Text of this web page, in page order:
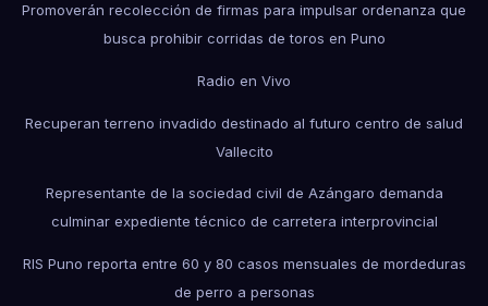
Promoverán recolección de firmas para impulsar ordenanza que
busca prohibir corridas de toros en Puno
Radio en Vivo
Recuperan terreno invadido destinado al futuro centro de salud
Vallecito
Representante de la sociedad civil de Azángaro demanda
culminar expediente técnico de carretera interprovincial
RIS Puno reporta entre 60 y 80 casos mensuales de mordeduras
de perro a personas